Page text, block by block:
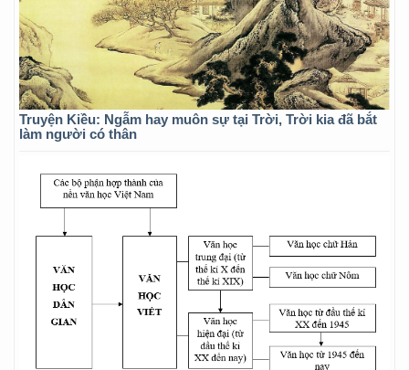
Truyện Kiều: Ngẫm hay muôn sự tại Trời, Trời kia đã bắt
làm người có thân